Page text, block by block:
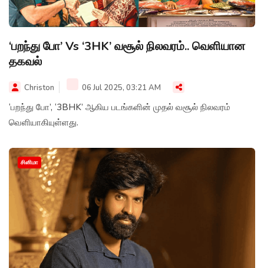
‘பறந்து போ’ Vs ‘3HK’ வசூல் நிலவரம்.. வெளியான
தகவல்
Christon 06 Jul 2025, 03:21 AM
‘பறந்து போ’, ‘3BHK’ ஆகிய படங்களின் முதல் வசூல் நிலவரம்
வெளியாகியுள்ளது.
சினிமா